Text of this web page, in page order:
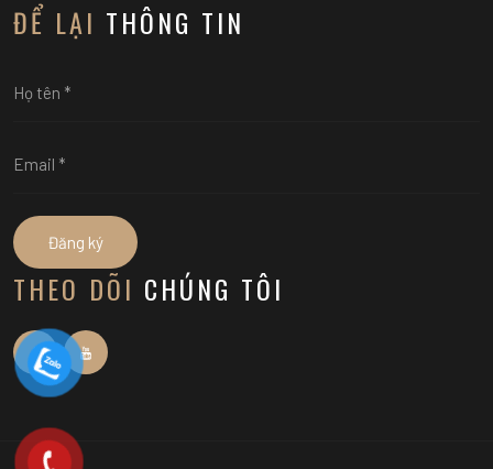
ĐỂ LẠI THÔNG TIN
Đăng ký
THEO DÕI CHÚNG TÔI